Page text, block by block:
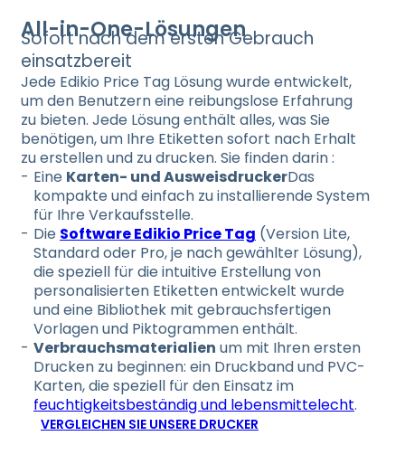
All-in-One-Lösungen
Sofort nach dem ersten Gebrauch
einsatzbereit
Jede Edikio Price Tag Lösung wurde entwickelt,
um den Benutzern eine reibungslose Erfahrung
zu bieten. Jede Lösung enthält alles, was Sie
benötigen, um Ihre Etiketten sofort nach Erhalt
zu erstellen und zu drucken. Sie finden darin :
Eine Karten- und AusweisdruckerDas
kompakte und einfach zu installierende System
für Ihre Verkaufsstelle.
Die Software Edikio Price Tag (Version Lite,
Standard oder Pro, je nach gewählter Lösung),
die speziell für die intuitive Erstellung von
personalisierten Etiketten entwickelt wurde
und eine Bibliothek mit gebrauchsfertigen
Vorlagen und Piktogrammen enthält.
Verbrauchsmaterialien um mit Ihren ersten
Drucken zu beginnen: ein Druckband und PVC-
Karten, die speziell für den Einsatz im
feuchtigkeitsbeständig und lebensmittelecht.
VERGLEICHEN SIE UNSERE DRUCKER